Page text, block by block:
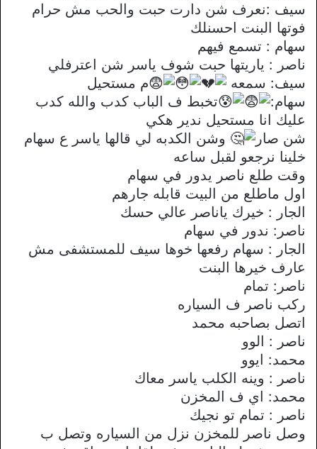
سيف :نعرف شن دارت حبت والحب مش حرام
فوتها البنت احسنلك
سهام : تسمع فيهم
ناصر : ياريتها حبت شوف ياسر شن اعترفلي
سيف: سمعه
م مستحيل
سهام:
تخبط ف الباب كدب والله كدب
عليك انا مستحيل ندير هكي
شن صار
وشن الكدبه لي قالها ياسر ع سهام
خلينا نرجعو لقبل ساعه
وقت طلع ناصر يدور في سهام
اول ماطلع من البيت قابله جارهم
الجار : خيرك ياناصر عالي حسك
ناصر: ندور في سهام
الجار : سهام رفعها خوها سيف للمستشفى مش
عارف خيرها البنت
ناصر: تمام
ركب ناصر ف السياره
اتصل بصاحبه محمد
ناصر : الوو
محمد: ايوو
ناصر : وينه الكلب ياسر معاك
محمد: اي ف المخزن
ناصر : تمام تو نجيك
وصل ناصر للمخزن نزل من السياره وتصل ب